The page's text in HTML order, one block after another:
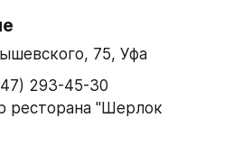
75, Уфа
293-45-30
ресторана "Шерлок